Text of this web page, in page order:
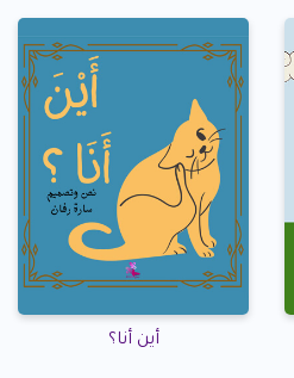
أين أنا؟